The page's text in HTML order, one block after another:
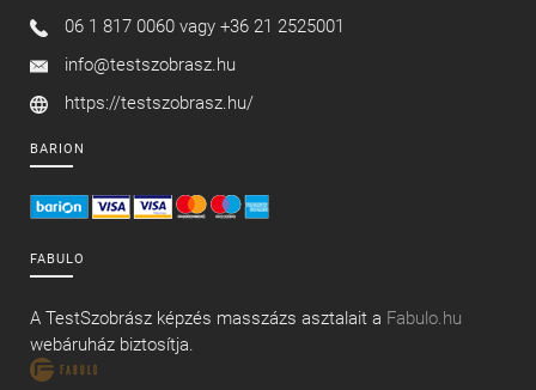
06 1 817 0060 vagy +36 21 2525001
info@testszobrasz.hu
https://testszobrasz.hu/
BARION
FABULO
A TestSzobrász képzés masszázs asztalait a Fabulo.hu
webáruház biztosítja.